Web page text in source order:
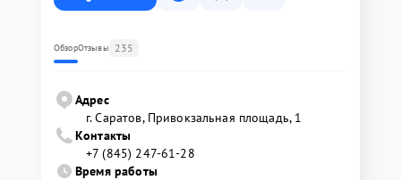
ОбзорОтзывы 235
Адрес
г. Саратов, Привокзальная площадь, 1
Контакты
+7 (845) 247-61-28
Время работы